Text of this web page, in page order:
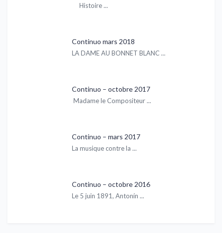
Histoire ...
Continuo mars 2018
LA DAME AU BONNET BLANC ...
Continuo – octobre 2017
Madame le Compositeur ...
Continuo – mars 2017
La musique contre la ...
Continuo – octobre 2016
Le 5 juin 1891, Antonín ...